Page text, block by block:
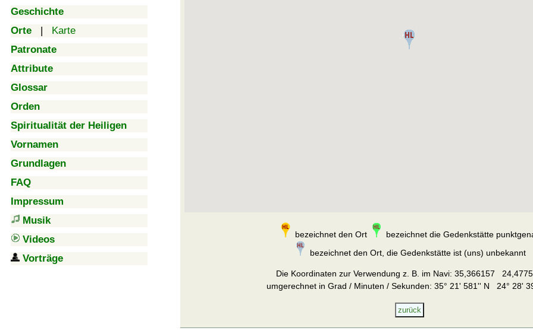
Geschichte
Orte | Karte
Patronate
Attribute
Glossar
Orden
Spiritualität der Heiligen
Vornamen
Grundlagen
FAQ
Impressum
Musik
Videos
Vorträge
bezeichnet den Ort
bezeichnet die Gedenkstätte
bezeichnet den Ort, die Gedenkstätte ist (uns) unbekannt
Die Koordinaten zur Verwendung z. B. im Navi: 35,366157
umgerechnet in Grad / Minuten / Sekunden: 35° 21' 581'' N 24° 28'